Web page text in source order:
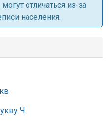
отличаться из-за
населения.
Ч